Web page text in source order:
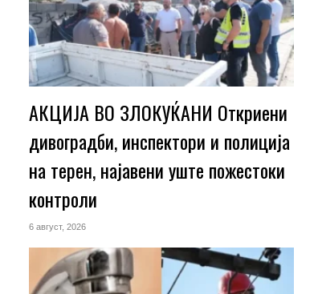
АКЦИЈА ВО ЗЛОКУЌАНИ Откриени
дивоградби, инспектори и полиција
на терен, најавени уште пожестоки
контроли
6 август, 2026